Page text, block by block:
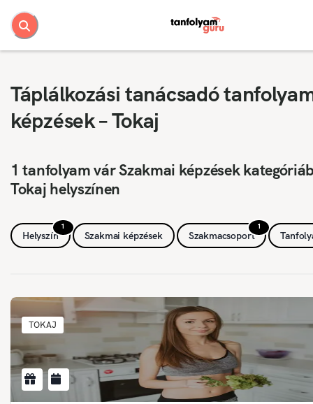
Táplálkozási tanácsadó
képzések – Tokaj
1 tanfolyam vár Szakmai képzések
Tokaj helyszínen
1
Helyszín Szakmai képzések
1
Szakmacsoport
TOKAJ